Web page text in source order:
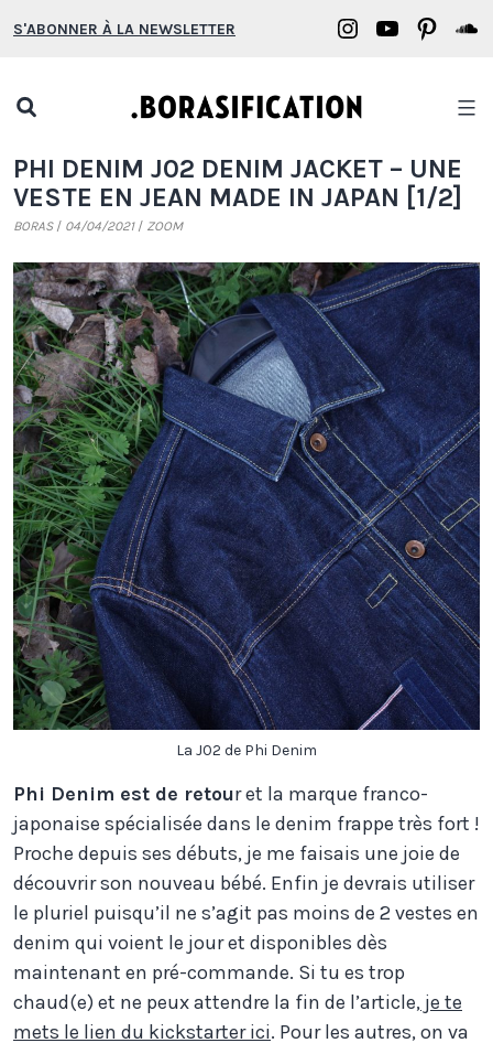
au
S'ABONNER À LA NEWSLETTER
Borasification
popup
PHI DENIM J02 DENIM JACKET – UNE
VESTE EN JEAN MADE IN JAPAN [1/2]
BORAS 04/04/2021 ZOOM
La J02 de Phi Denim
Phi Denim est de retour et la marque franco-
japonaise spécialisée dans le denim frappe très fort !
Proche depuis ses débuts, je me faisais une joie de
découvrir son nouveau bébé. Enfin je devrais utiliser
le pluriel puisqu’il ne s’agit pas moins de 2 vestes en
denim qui voient le jour et disponibles dès
maintenant en pré-commande. Si tu es trop
chaud(e) et ne peux attendre la fin de l’article, je te
mets le lien du kickstarter ici. Pour les autres, on va